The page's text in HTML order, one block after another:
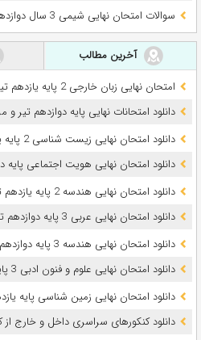
سوالات امتحان نهایی شیمی 3 سال دوازدهم (1397 تا 1405)
آخرین مطالب
امتحان نهایی زبان خارجی 2 پایه یازدهم تیر و مرداد 1405 + فایل صوتی
دانلود امتحانات نهایی پایه دوازدهم تیر و
دانلود امتحان نهایی زیست شناسی 2 پایه یازدهم تیر 1405 + پاسخ
دانلود امتحان نهایی هویت اجتماعی پایه دوازدهم
دانلود امتحان نهایی هندسه 2 پایه یازدهم تیر 1405 + پاسخ
دانلود امتحان نهایی عربی 3 پایه دوازدهم تیر 1405 + پاسخ
دانلود امتحان نهایی هندسه 3 پایه دوازدهم تیر 1405
دانلود امتحان نهایی علوم و فنون ادبی 3 پایه دوازدهم تیر 1405
دانلود امتحان نهایی زمین شناسی پایه یازدهم
دانلود کنکورهای سراسری داخل و خارج از کشور